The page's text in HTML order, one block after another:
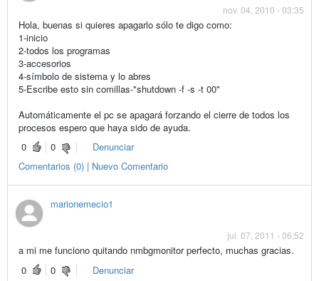
nov. 04, 2010 - 03:35
Hola, buenas si quieres apagarlo sólo te digo como:
1-inicio
2-todos los programas
3-accesorios
4-símbolo de sistema y lo abres
5-Escribe esto sin comillas-"shutdown -f -s -t 00"
Automáticamente el pc se apagará forzando el cierre de todos los
procesos espero que haya sido de ayuda.
0
0
Denunciar
Comentarios (0) | Nuevo Comentario
marionemecio1
jul. 07, 2011 - 06:52
a mi me funciono quitando nmbgmonitor perfecto, muchas gracias.
0
0
Denunciar